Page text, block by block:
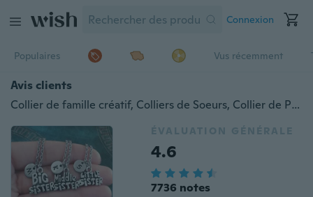
Connexion
Populaires Vus récemment
Avis clients
Collier de famille créatif, Colliers de Soeurs, Collier de Petite Soeur, Collier de Grande Soeur, Collier de Charme de Soeur Moyenne, Pendentif de Soeur, Cadeau de Soeur, Ensemble de Collier
ÉVALUATION GÉNÉRALE
4.6
7736 notes